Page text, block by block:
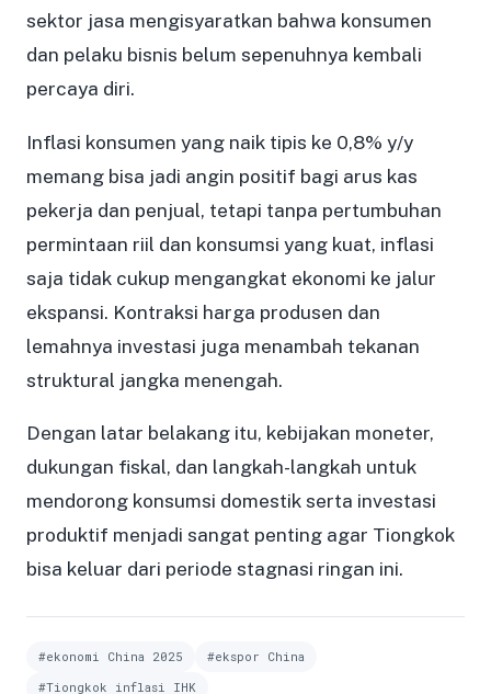
sektor jasa mengisyaratkan bahwa konsumen
dan pelaku bisnis belum sepenuhnya kembali
percaya diri.
Inflasi konsumen yang naik tipis ke 0,8% y/y
memang bisa jadi angin positif bagi arus kas
pekerja dan penjual, tetapi tanpa pertumbuhan
permintaan riil dan konsumsi yang kuat, inflasi
saja tidak cukup mengangkat ekonomi ke jalur
ekspansi. Kontraksi harga produsen dan
lemahnya investasi juga menambah tekanan
struktural jangka menengah.
Dengan latar belakang itu, kebijakan moneter,
dukungan fiskal, dan langkah-langkah untuk
mendorong konsumsi domestik serta investasi
produktif menjadi sangat penting agar Tiongkok
bisa keluar dari periode stagnasi ringan ini.
#ekonomi China 2025
#ekspor China
#Tiongkok inflasi IHK